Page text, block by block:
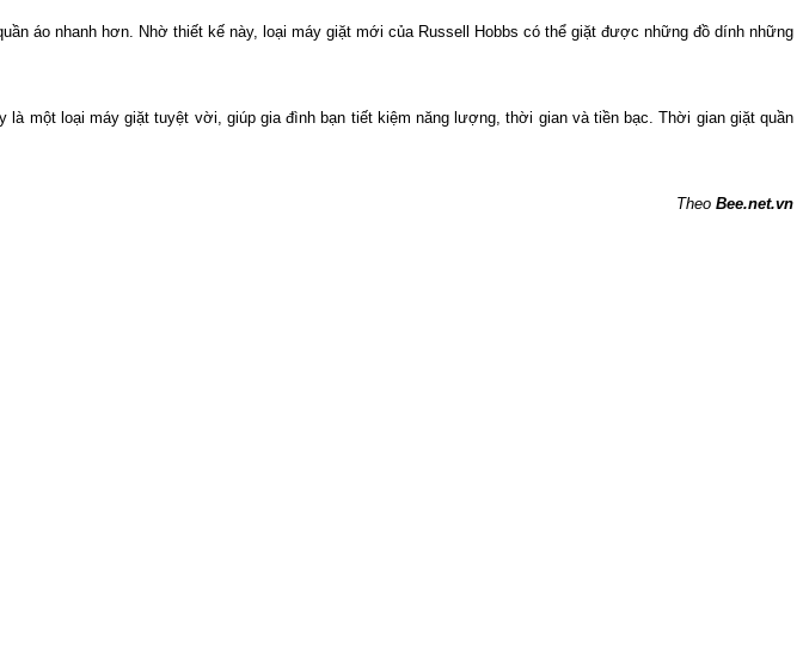
áo nhanh hơn. Nhờ thiết kế này, loại máy giặt mới của Russell Hobbs có thể giặt được những đồ dính những
một loại máy giặt tuyệt vời, giúp gia đình bạn tiết kiệm năng lượng, thời gian và tiền bạc. Thời gian giặt quần
Theo Bee.net.vn